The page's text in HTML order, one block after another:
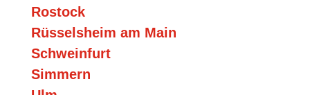
Rostock
Rüsselsheim am Main
Schweinfurt
Simmern